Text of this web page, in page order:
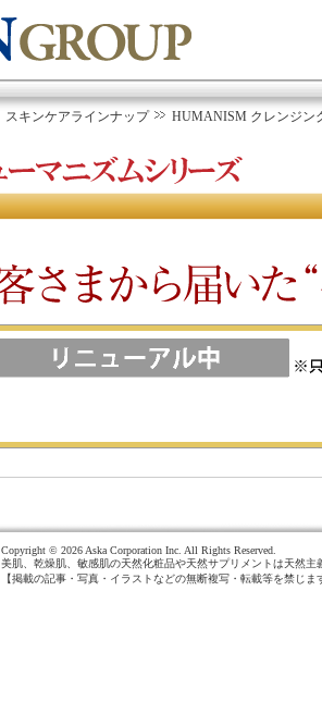
スキンケアラインナップ HUMANISM クレンジン
Copyright © 2026 Aska Corporation Inc. All Rights Reserved.
美肌、乾燥肌、敏感肌の天然化粧品や天然サプリメントは天然主
【掲載の記事・写真・イラストなどの無断複写・転載等を禁じま